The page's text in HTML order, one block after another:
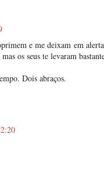
e me deixam em
os seus te levaram
Dois abraços.